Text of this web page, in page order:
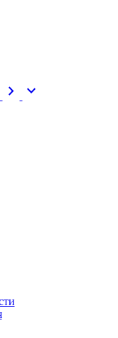
chevron_right expand_more